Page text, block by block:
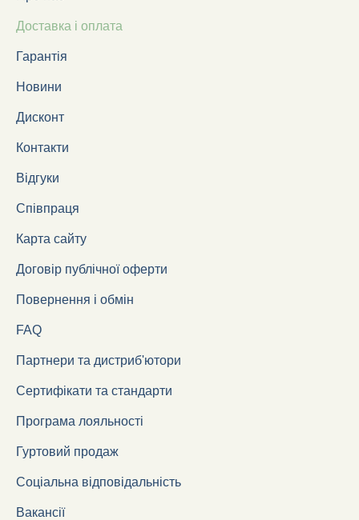
Доставка і оплата
Гарантія
Новини
Дисконт
Контакти
Відгуки
Співпраця
Карта сайту
Договір публічної оферти
Повернення і обмін
FAQ
Партнери та дистриб'ютори
Сертифікати та стандарти
Програма лояльності
Гуртовий продаж
Соціальна відповідальність
Вакансії